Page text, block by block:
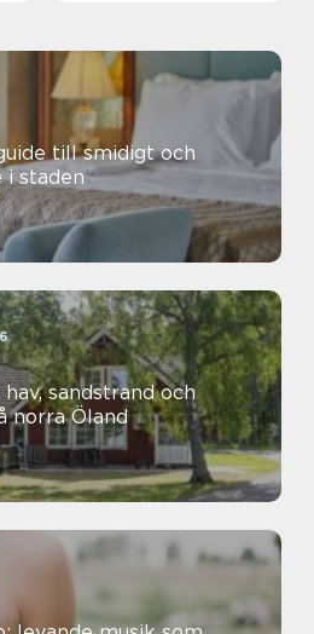
i staden
norra Öland